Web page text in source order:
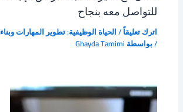
للتواصل معه بنجاح
اترك تعليقاً/الحياة الوظيفية: تطوير المهارات
/ بواسطة Ghayda Tamimi